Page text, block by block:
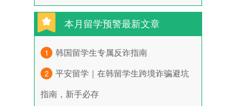
本月留学预警最新文章
1 韩国留学生专属反诈指南
2
平安留学｜在韩留学生跨境诈骗避坑
指南，新手必存